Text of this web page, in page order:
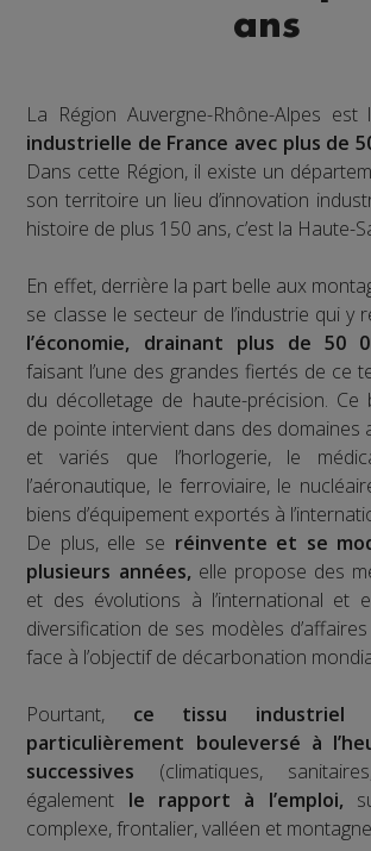
ans
La Région Auvergne-Rhône-Alpes est
industrielle de France avec plus de
Dans cette Région, il existe un
son territoire un lieu d’innovation
histoire de plus 150 ans, c’est la Haute-
En effet, derrière la part belle aux
se classe le secteur de l’industrie qui y
l’économie, drainant plus de 50
faisant l’une des grandes fiertés de ce
du décolletage de haute-précision. Ce
de pointe intervient dans des domaines
et variés que l’horlogerie, le
l’aéronautique, le ferroviaire, le
biens d’équipement exportés à
De plus, elle se réinvente et se
plusieurs années, elle propose des
et des évolutions à l’international et
diversification de ses modèles
face à l’objectif de décarbonation
Pourtant, ce tissu industriel
particulièrement bouleversé à
successives (climatiques,
également le rapport à l’emploi,
complexe, frontalier, valléen et